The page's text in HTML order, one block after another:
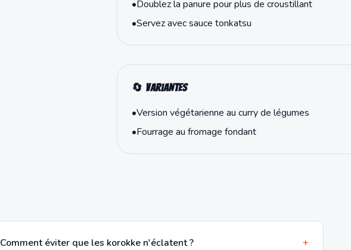
•Doublez la panure pour plus de croustillant
•Servez avec sauce tonkatsu
🔄 Variantes
•Version végétarienne au curry de légumes
•Fourrage au fromage fondant
Comment éviter que les korokke n'éclatent ? +